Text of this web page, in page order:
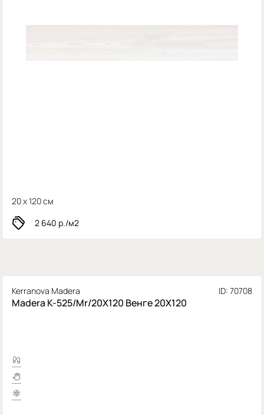
20 x 120 см
2 640 р./м2
Kerranova Madera ID: 70708
Madera K-525/Mr/20X120 Венге 20X120